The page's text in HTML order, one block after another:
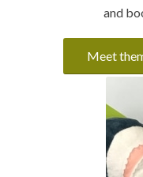
and
Meet